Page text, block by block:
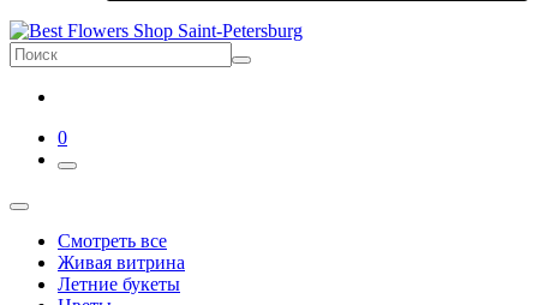
0
Смотреть все
Живая витрина
Летние букеты